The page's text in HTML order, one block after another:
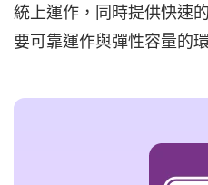
統上運作，同時提供快速
要可靠運作與彈性容量的